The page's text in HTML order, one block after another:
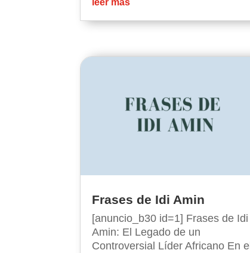
leer más
Frases de Idi Amin
[anuncio_b30 id=1] Frases de Idi
Amin: El Legado de un
Controversial Líder Africano En el